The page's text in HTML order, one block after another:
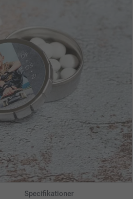
Specifikationer